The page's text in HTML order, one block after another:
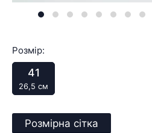
Розмір:
41
26,5 см
Розмірна сітка